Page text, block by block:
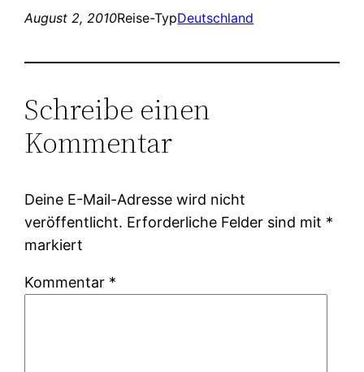
August 2, 2010Reise-TypDeutschland
Schreibe einen
Kommentar
Deine E-Mail-Adresse wird nicht
veröffentlicht. Erforderliche Felder sind mit *
markiert
Kommentar *